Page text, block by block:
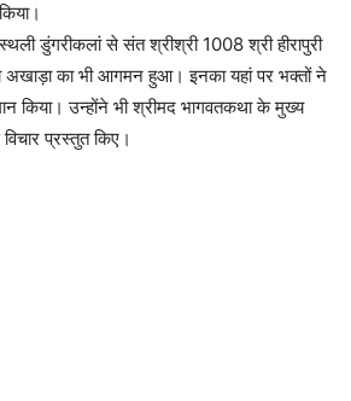
डुंगरीकलां से संत श्रीश्री 1008 श्री हीरापुरी
अखाड़ा का भी आगमन हुआ। इनका यहां पर भक्तों ने
किया। उन्होंने भी श्रीमद भागवतकथा के मुख्य
प्रस्तुत किए।